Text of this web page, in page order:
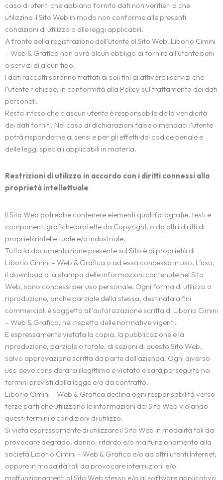
caso di utenti che abbiano fornito dati non veritieri o che
utilizzino il Sito Web in modo non conforme alle presenti
condizioni di utilizzo o alle leggi applicabili.
A fronte della registrazione dell’utente al Sito Web, Liborio Cimini
– Web & Grafica non avrà alcun obbligo di fornire all’utente beni
o servizi di alcun tipo.
I dati raccolti saranno trattati ai soli fini di attivare i servizi che
l’utente richiede, in conformità alla Policy sul trattamento dei dati
personali.
Resta inteso che ciascun utente è responsabile della veridicità
dei dati forniti. Nel caso di dichiarazioni false o mendaci l’utente
potrà risponderne ai sensi e per gli effetti del codice penale e
delle leggi speciali applicabili in materia.
Restrizioni di utilizzo in accordo con i diritti connessi alla
proprietà intellettuale
Il Sito Web potrebbe contenere elementi quali fotografie, testi e
componenti grafiche protette da Copyright, o da altri diritti di
proprietà intellettuale e/o industriale.
Tutta la documentazione presente sul Sito è di proprietà di
Liborio Cimini – Web & Grafica o ad essa concessa in uso. L’uso,
il download o la stampa delle informazioni contenute nel Sito
Web, sono concessi per uso personale. Ogni forma di utilizzo o
riproduzione, anche parziale della stessa, destinata a fini
commerciali è soggetta all’autorizzazione scritta di Liborio Cimini
– Web & Grafica, nel rispetto delle normative vigenti.
È espressamente vietata la copia, la pubblicazione e la
riproduzione, parziale o totale, di sezioni di questo Sito Web,
salvo approvazione scritta da parte dell’azienda. Ogni diverso
uso deve considerarsi illegittimo e vietato e sarà perseguito nei
termini previsti dalla legge e/o da contratto.
Liborio Cimini – Web & Grafica declina ogni responsabilità verso
terze parti che utilizzano le informazioni del Sito Web violando
questi termini e condizioni di utilizzo.
Si vieta espressamente di utilizzare il Sito Web in modalità tali da
provocare degrado, danno, ritardo e/o malfunzionamento alla
società Liborio Cimini – Web & Grafica e/o ad altri utenti Internet,
oppure in modalità tali da provocare interruzioni e/o
malfunzionamenti al Sito Web stesso e/o al software applicativo